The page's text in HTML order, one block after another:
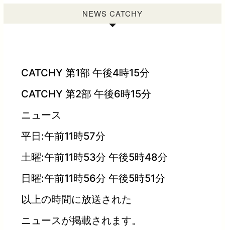
NEWS CATCHY
CATCHY 第1部 午後4時15分
CATCHY 第2部 午後6時15分
ニュース
平日:午前11時57分
土曜:午前11時53分 午後5時48分
日曜:午前11時56分 午後5時51分
以上の時間に放送された
ニュースが掲載されます。